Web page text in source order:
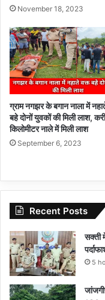
November 18, 2023
ग्राम नगझर के बगान नाला में
बहे दोनों युवकों की मिली लाश,
किलोमीटर नाले में मिली लाश
September 6, 2023
Recent Posts
सक्ती
5